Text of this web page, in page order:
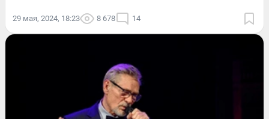
29 мая, 2024, 18:23 8 678 14